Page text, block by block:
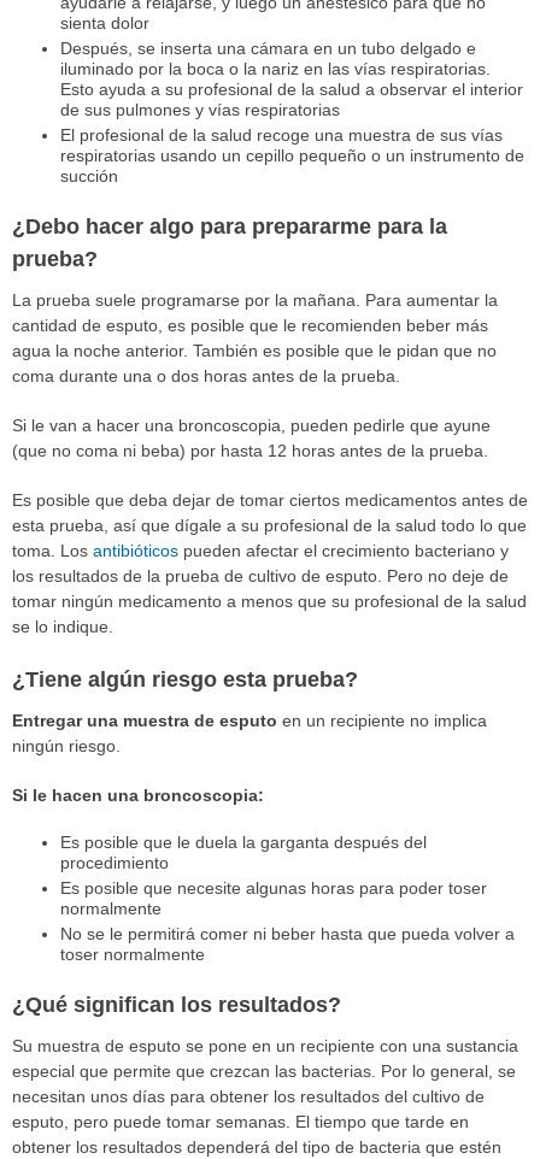
sienta dolor
Después, se inserta una cámara en un tubo delgado e
iluminado por la boca o la nariz en las vías respiratorias.
Esto ayuda a su profesional de la salud a observar el interior
de sus pulmones y vías respiratorias
El profesional de la salud recoge una muestra de sus vías
respiratorias usando un cepillo pequeño o un instrumento de
succión
¿Debo hacer algo para prepararme para la
prueba?
La prueba suele programarse por la mañana. Para aumentar la
cantidad de esputo, es posible que le recomienden beber más
agua la noche anterior. También es posible que le pidan que no
coma durante una o dos horas antes de la prueba.
Si le van a hacer una broncoscopia, pueden pedirle que ayune
(que no coma ni beba) por hasta 12 horas antes de la prueba.
Es posible que deba dejar de tomar ciertos medicamentos antes de
esta prueba, así que dígale a su profesional de la salud todo lo que
toma. Los antibióticos pueden afectar el crecimiento bacteriano y
los resultados de la prueba de cultivo de esputo. Pero no deje de
tomar ningún medicamento a menos que su profesional de la salud
se lo indique.
¿Tiene algún riesgo esta prueba?
Entregar una muestra de esputo en un recipiente no implica
ningún riesgo.
Si le hacen una broncoscopia:
Es posible que le duela la garganta después del
procedimiento
Es posible que necesite algunas horas para poder toser
normalmente
No se le permitirá comer ni beber hasta que pueda volver a
toser normalmente
¿Qué significan los resultados?
Su muestra de esputo se pone en un recipiente con una sustancia
especial que permite que crezcan las bacterias. Por lo general, se
necesitan unos días para obtener los resultados del cultivo de
esputo, pero puede tomar semanas. El tiempo que tarde en
obtener los resultados dependerá del tipo de bacteria que estén